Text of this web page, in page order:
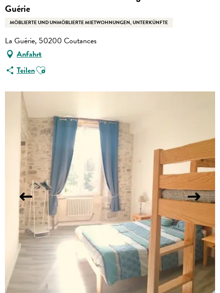
Guérie
MÖBLIERTE UND UNMÖBLIERTE MIETWOHNUNGEN, UNTERKÜNFTE
La Guérie, 50200 Coutances
Anfahrt
TeilenAjouter aux favoris